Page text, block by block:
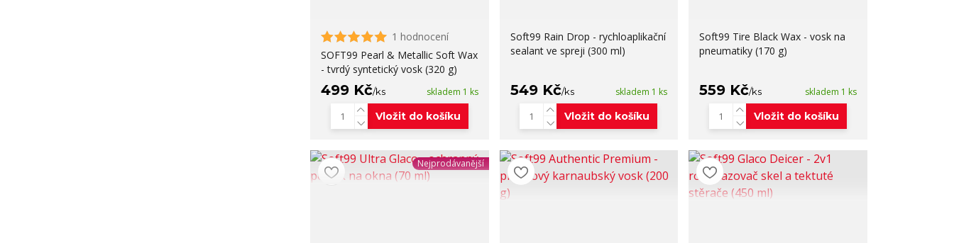
1 hodnocení
SOFT99 Pearl & Metallic Soft Wax
- tvrdý syntetický vosk (320 g)
499 Kč/ks skladem 1 ks
Vložit do košíku
Soft99 Rain Drop - rychloaplikační
sealant ve spreji (300 ml)
549 Kč/ks skladem 1 ks
Vložit do košíku
Soft99 Tire Black Wax - vosk na
pneumatiky (170 g)
559 Kč/ks skladem 1 ks
Vložit do košíku
Nejprodávanější